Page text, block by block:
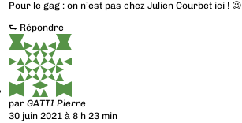
Pour le gag : on n’est pas chez Julien Courbet ici ! 😉
⮑ Répondre
parGATTI Pierre
30 juin 2021 à 8 h 23 min